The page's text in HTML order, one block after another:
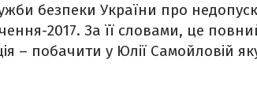
безпеки України про
2017. За її словами, це
– побачити у Юлії Самойловій